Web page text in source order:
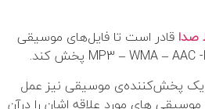
صدا قادر است تا فایل‌های موسیقی
یک پخش‌‍‌‌کننده‌ی موسیقی نیز عمل
موسیقی های مورد علاقه اشان را درآن